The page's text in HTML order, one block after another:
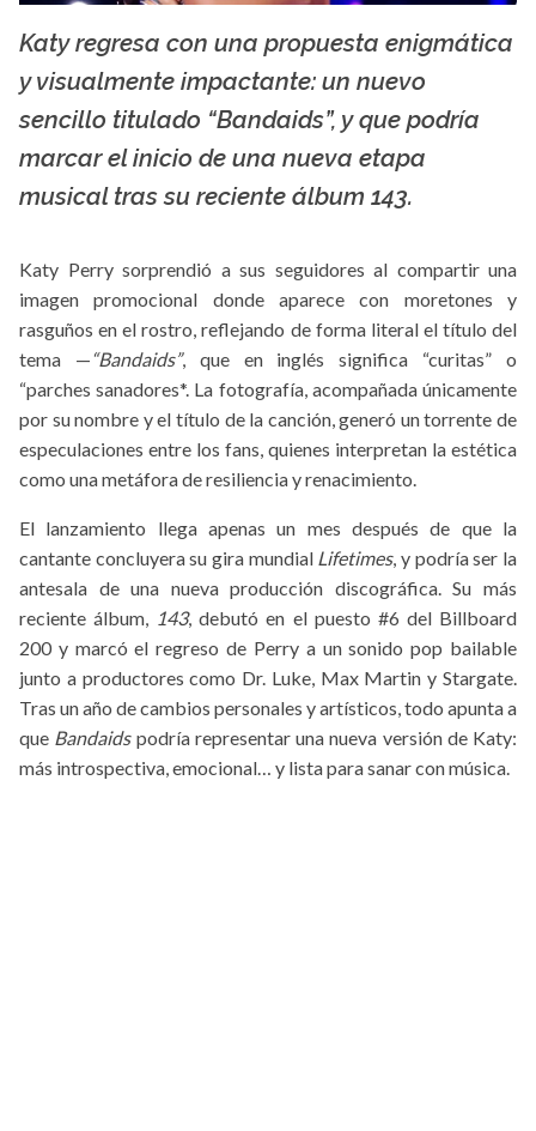
Katy regresa con una propuesta enigmática
y visualmente impactante: un nuevo
sencillo titulado “Bandaids”, y que podría
marcar el inicio de una nueva etapa
musical tras su reciente álbum 143.
Katy Perry sorprendió a sus seguidores al compartir una
imagen promocional donde aparece con moretones y
rasguños en el rostro, reflejando de forma literal el título del
tema —“Bandaids”, que en inglés significa “curitas” o
“parches sanadores*. La fotografía, acompañada únicamente
por su nombre y el título de la canción, generó un torrente de
especulaciones entre los fans, quienes interpretan la estética
como una metáfora de resiliencia y renacimiento.
El lanzamiento llega apenas un mes después de que la
cantante concluyera su gira mundial Lifetimes, y podría ser la
antesala de una nueva producción discográfica. Su más
reciente álbum, 143, debutó en el puesto #6 del Billboard
200 y marcó el regreso de Perry a un sonido pop bailable
junto a productores como Dr. Luke, Max Martin y Stargate.
Tras un año de cambios personales y artísticos, todo apunta a
que Bandaidspodría representar una nueva versión de Katy:
más introspectiva, emocional… y lista para sanar con música.